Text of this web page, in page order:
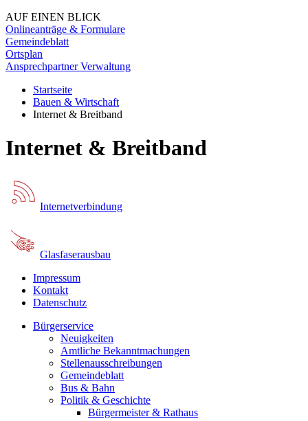
AUF EINEN BLICK
Onlineanträge & Formulare
Gemeindeblatt
Ortsplan
Ansprechpartner Verwaltung
Startseite
Bauen & Wirtschaft
Internet & Breitband
Internet & Breitband
Internetverbindung
Glasfaserausbau
Impressum
Kontakt
Datenschutz
Bürgerservice
Neuigkeiten
Amtliche Bekanntmachungen
Stellenausschreibungen
Gemeindeblatt
Bus & Bahn
Politik & Geschichte
Bürgermeister & Rathaus